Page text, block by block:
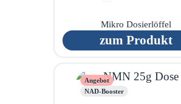
Mikro Dosierlöffel
zum Produkt
Angebot
NAD-Booster